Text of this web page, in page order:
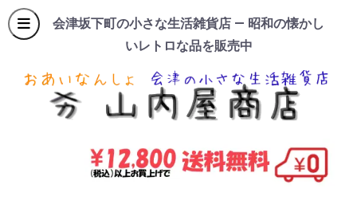
会津坂下町の小さな生活雑貨店 — 昭和の懐かし
いレトロな品を販売中